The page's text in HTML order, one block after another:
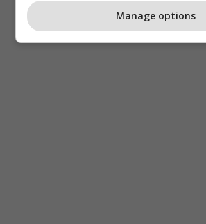
Manage options